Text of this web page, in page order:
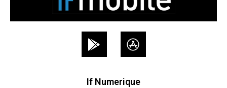
If Numerique